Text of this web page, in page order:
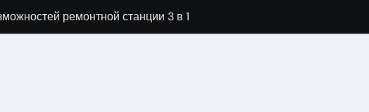
ремонтной станции 3 в 1
изоляции для промышленных объектов и конструкций